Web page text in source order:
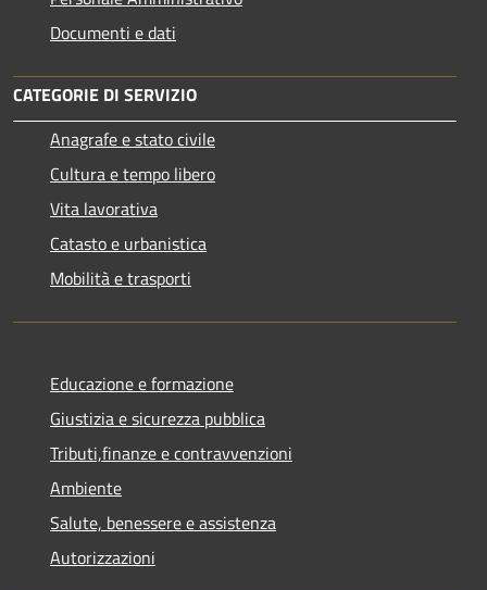
Documenti e dati
CATEGORIE DI SERVIZIO
Anagrafe e stato civile
Cultura e tempo libero
Vita lavorativa
Catasto e urbanistica
Mobilità e trasporti
Educazione e formazione
Giustizia e sicurezza pubblica
Tributi,finanze e contravvenzioni
Ambiente
Salute, benessere e assistenza
Autorizzazioni